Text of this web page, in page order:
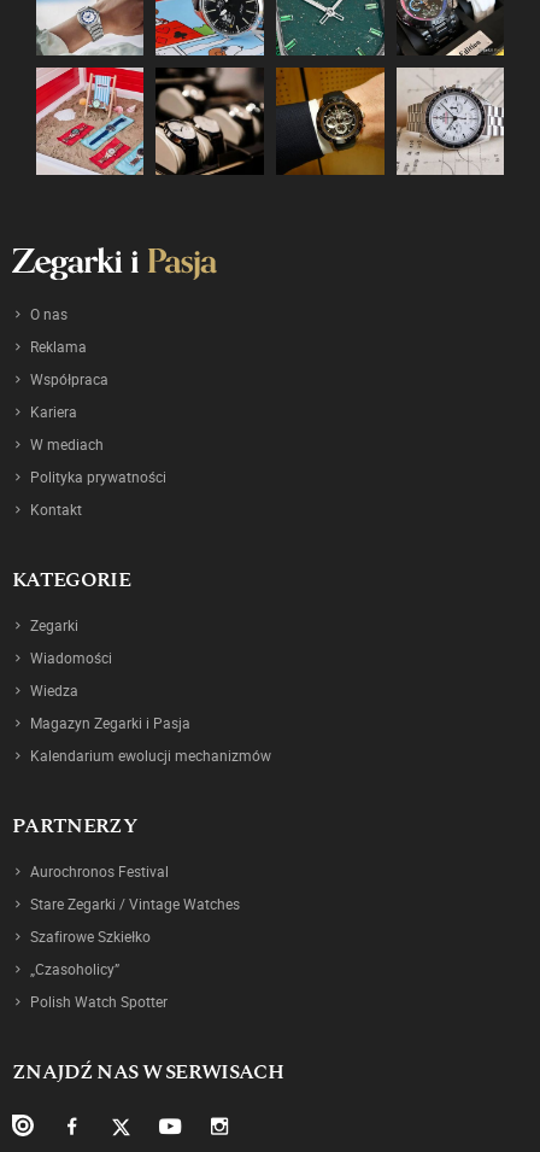
O nas
Reklama
Współpraca
Kariera
W mediach
Polityka prywatności
Kontakt
KATEGORIE
Zegarki
Wiadomości
Wiedza
Magazyn Zegarki i Pasja
Kalendarium ewolucji mechanizmów
PARTNERZY
Aurochronos Festival
Stare Zegarki / Vintage Watches
Szafirowe Szkiełko
„Czasoholicy”
Polish Watch Spotter
ZNAJDŹ NAS W SERWISACH